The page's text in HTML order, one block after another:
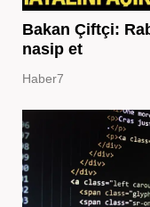
Bakan Çiftçi:
nasip et
Haber7